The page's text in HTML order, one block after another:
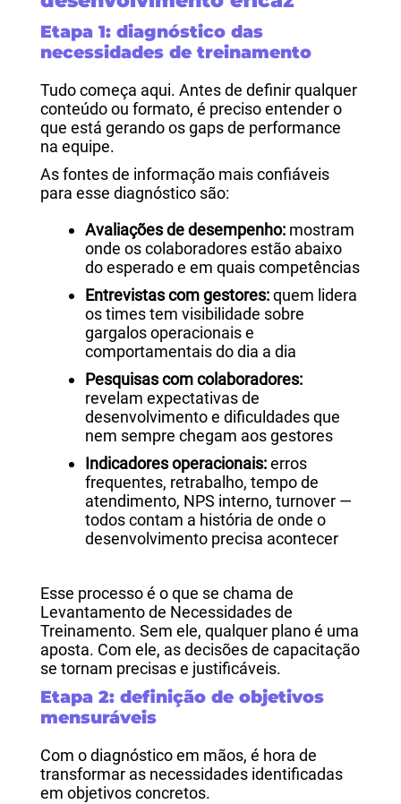
Etapa 1: diagnóstico das
necessidades de treinamento
Tudo começa aqui. Antes de definir qualquer
conteúdo ou formato, é preciso entender o
que está gerando os gaps de performance
na equipe.
As fontes de informação mais confiáveis
para esse diagnóstico são:
Avaliações de desempenho:mostram
onde os colaboradores estão abaixo
do esperado e em quais competências
Entrevistas com gestores:quem lidera
os times tem visibilidade sobre
gargalos operacionais e
comportamentais do dia a dia
Pesquisas com colaboradores:
revelam expectativas de
desenvolvimento e dificuldades que
nem sempre chegam aos gestores
Indicadores operacionais:erros
frequentes, retrabalho, tempo de
atendimento, NPS interno, turnover —
todos contam a história de onde o
desenvolvimento precisa acontecer
Esse processo é o que se chama de
Levantamento de Necessidades de
Treinamento. Sem ele, qualquer plano é uma
aposta. Com ele, as decisões de capacitação
se tornam precisas e justificáveis.
Etapa 2: definição de objetivos
mensuráveis
Com o diagnóstico em mãos, é hora de
transformar as necessidades identificadas
em objetivos concretos.